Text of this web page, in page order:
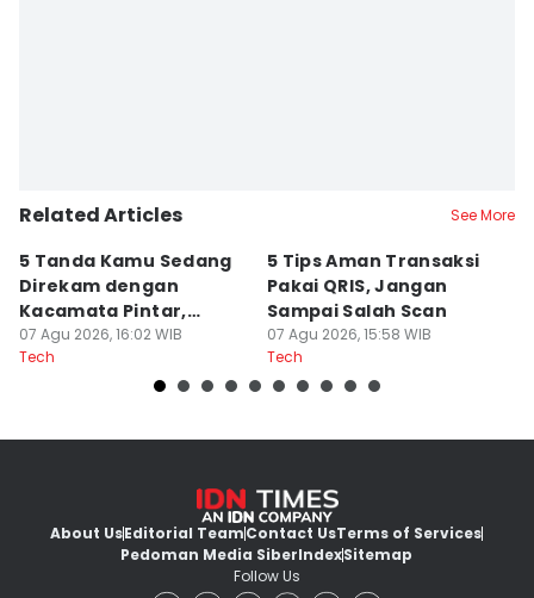
Related Articles See More
5 Tanda Kamu Sedang
Direkam dengan
Kacamata Pintar,
Waspada!
07 Agu 2026, 16:02 WIB
Tech
5 Tips Aman Transaksi
Pakai QRIS, Jangan
Sampai Salah Scan
07 Agu 2026, 15:58 WIB
Tech
About UsEditorial TeamContact UsTerms of Services
Pedoman Media SiberIndexSitemap
Follow Us